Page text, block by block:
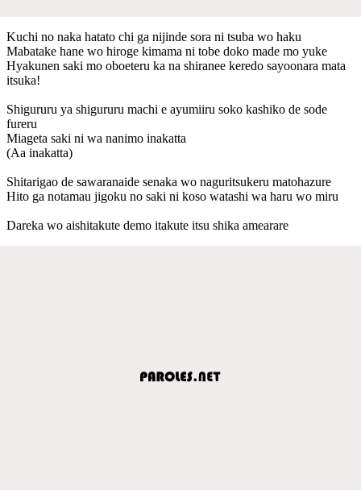
Kuchi no naka hatato chi ga nijinde sora ni tsuba wo haku
Mabatake hane wo hiroge kimama ni tobe doko made mo yuke
Hyakunen saki mo oboeteru ka na shiranee keredo sayoonara mata
itsuka!
Shigururu ya shigururu machi e ayumiiru soko kashiko de sode
fureru
Miageta saki ni wa nanimo inakatta
(Aa inakatta)
Shitarigao de sawaranaide senaka wo naguritsukeru matohazure
Hito ga notamau jigoku no saki ni koso watashi wa haru wo miru
Dareka wo aishitakute demo itakute itsu shika amearare